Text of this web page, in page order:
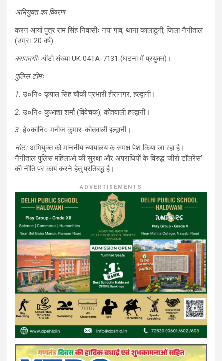
अभियुक्त का विवरण
करन आर्या पुत्र राम सिंह निवासीः नया गांव, थाना कालाढूंगी, जिला नैनीताल
(उम्रः 20 वर्ष)।
बरामदगीः ऑटो संख्या UK 04TA-7131 (घटना में प्रयुक्त)।
पुलिस टीमः
1. उ०नि० कृपाल सिंह चौकी प्रभारी हीरानगर, हल्द्वानी।
2. उ०नि० कुआशा शर्मा (विवेचक), कोतवाली हल्द्वानी।
3. हे०कानि० मनोज कुमार-कोतवाली हल्द्वानी।
नोटः अभियुक्त को माननीय न्यायालय के समक्ष पेश किया जा रहा है।
नैनीताल पुलिस महिलाओं की सुरक्षा और अपराधियों के विरुद्ध ‘जीरो टॉलरेंस’
की नीति पर कार्य करने हेतु प्रतिबद्ध है।
ADVERTISEMENTS